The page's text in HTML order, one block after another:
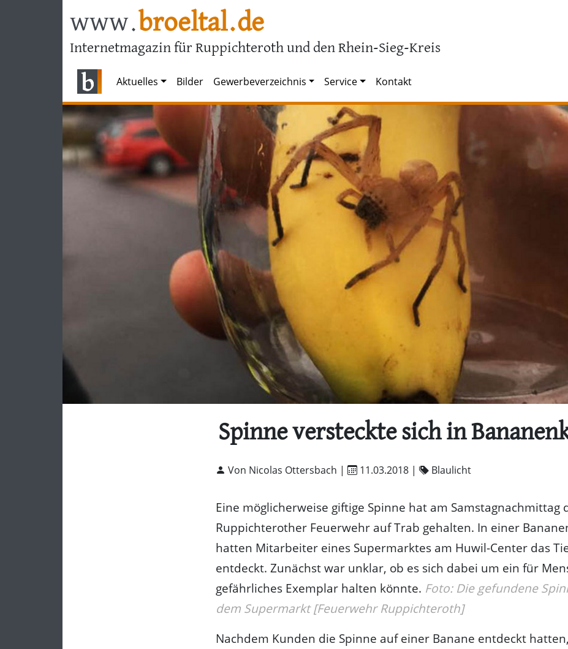
www.broeltal.de
Internetmagazin für Ruppichteroth und den Rhein-Sieg-Kreis
Aktuelles Bilder Gewerbeverzeichnis Service Kontakt
Spinne versteckte sich in
Von Nicolas Ottersbach | 11.03.2018 | Blaulicht
Eine möglicherweise giftige Spinne hat am Samstagnachmittag
Ruppichterother Feuerwehr auf Trab gehalten. In einer
hatten Mitarbeiter eines Supermarktes am Huwil-Center das
entdeckt. Zunächst war unklar, ob es sich dabei um ein für
gefährliches Exemplar halten könnte. Foto: Die gefundene
dem Supermarkt [Feuerwehr Ruppichteroth]
Nachdem Kunden die Spinne auf einer Banane entdeckt